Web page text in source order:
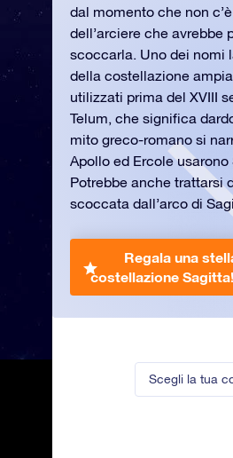
Scegli la tua
dal momento che non
dell’arciere che avrebbe
scoccarla. Uno dei nomi
della costellazione
utilizzati prima del XVIII
Telum, che significa
mito greco-romano si
Apollo ed Ercole usarono
Potrebbe anche trattarsi
scoccata dall’arco di
Regala una
costellazione Sagitta!